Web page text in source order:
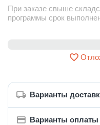
При заказе свыше
программы срок
Варианты
Варианты оплаты